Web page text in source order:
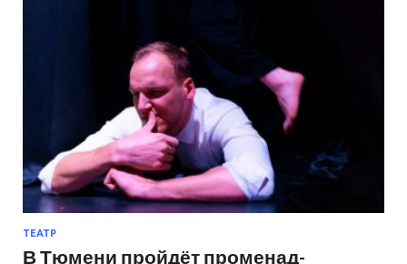
ТЕАТР
В Тюмени пройдёт променад-